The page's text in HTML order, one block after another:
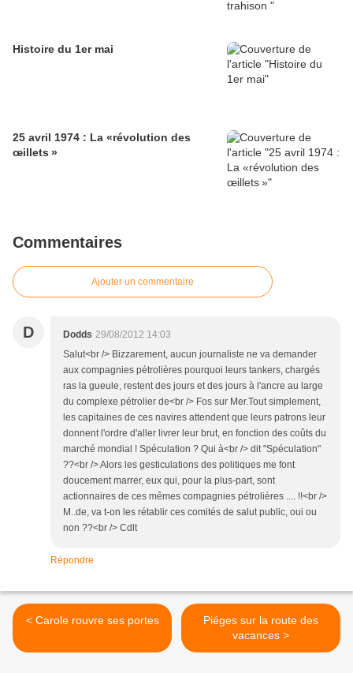
Histoire du 1er mai
25 avril 1974 : La «révolution des
œillets »
Commentaires
Ajouter un commentaire
D Dodds 29/08/2012 14:03
Salut<br /> Bizzarement, aucun journaliste ne va demander
aux compagnies pétrolières pourquoi leurs tankers, chargés
ras la gueule, restent des jours et des jours à l'ancre au large
du complexe pétrolier de<br /> Fos sur Mer.Tout simplement,
les capitaines de ces navires attendent que leurs patrons leur
donnent l'ordre d'aller livrer leur brut, en fonction des coûts du
marché mondial ! Spéculation ? Qui à<br /> dit "Spéculation"
??<br /> Alors les gesticulations des politiques me font
doucement marrer, eux qui, pour la plus-part, sont
actionnaires de ces mêmes compagnies pétrolières .... !!<br />
M..de, va t-on les rétablir ces comités de salut public, oui ou
non ??<br /> Cdlt
Répondre
< Carole rouvre ses portes
Piéges sur la route des
vacances >